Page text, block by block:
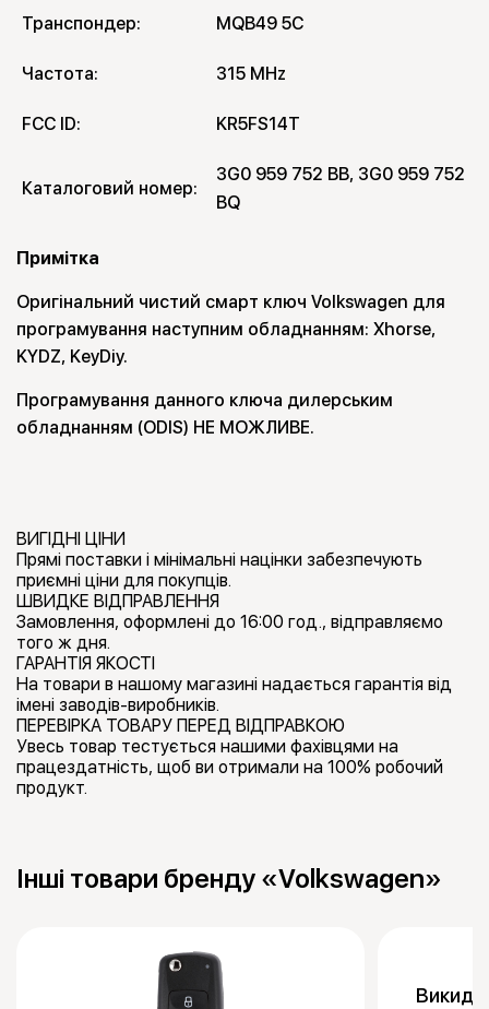
Транспондер: MQB49 5C
Частота: 315 MHz
FCC ID: KR5FS14T
Каталоговий номер:
3G0 959 752 BB, 3G0 959 752
BQ
Примітка
Оригінальний чистий смарт ключ Volkswagen для
програмування наступним обладнанням: Xhorse,
KYDZ, KeyDiy.
Програмування данного ключа дилерським
обладнанням (ODIS) НЕ МОЖЛИВЕ.
ВИГІДНІ ЦІНИ
Прямі поставки і мінімальні націнки забезпечують
приємні ціни для покупців.
ШВИДКЕ ВІДПРАВЛЕННЯ
Замовлення, оформлені до 16:00 год., відправляємо
того ж дня.
ГАРАНТІЯ ЯКОСТІ
На товари в нашому магазині надається гарантія від
імені заводів-виробників.
ПЕРЕВІРКА ТОВАРУ ПЕРЕД ВІДПРАВКОЮ
Увесь товар тестується нашими фахівцями на
працездатність, щоб ви отримали на 100% робочий
продукт.
Інші товари бренду «Volkswagen»